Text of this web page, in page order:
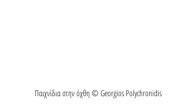
Παιχνίδια στην όχθη © Georgios Polychronidis